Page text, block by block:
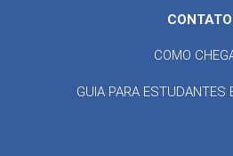
CONTATO
COMO
GUIA PARA ESTUDANTES